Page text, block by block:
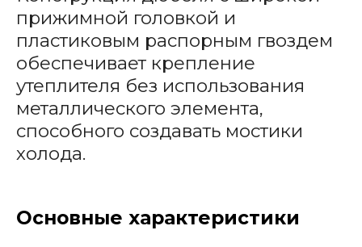
прижимной головкой и
пластиковым распорным гвоздем
обеспечивает крепление
утеплителя без использования
металлического элемента,
способного создавать мостики
холода.
Основные характеристики